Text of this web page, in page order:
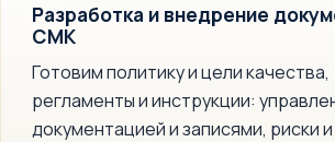
Разработка и внедрение
СМК
Готовим политику и цели качества,
регламенты и инструкции:
документацией и записями, риски и